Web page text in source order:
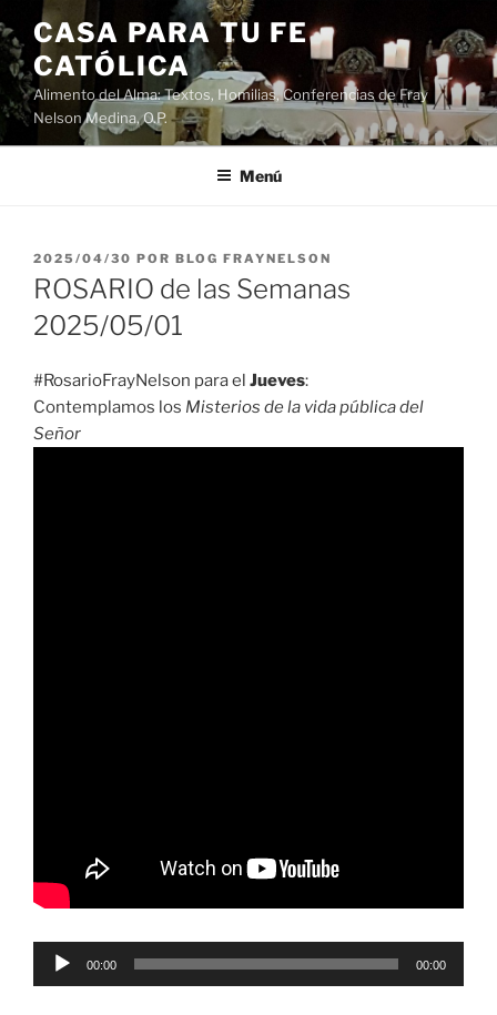
Saltar
al
contenido
CASA PARA TU FE
CATÓLICA
Alimento del Alma: Textos, Homilias, Conferencias de Fray
Nelson Medina, O.P.
Menú
PUBLICADO
EL
2025/04/30 POR BLOG FRAYNELSON
ROSARIO de las Semanas
2025/05/01
#RosarioFrayNelson para el Jueves:
Contemplamos los Misterios de la vida pública del
Señor
Reproductor
00:00 00:00